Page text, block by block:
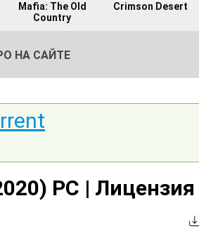
Mafia: The Old
Country
Crimson Desert
НА САЙТЕ
PC | Лицензия